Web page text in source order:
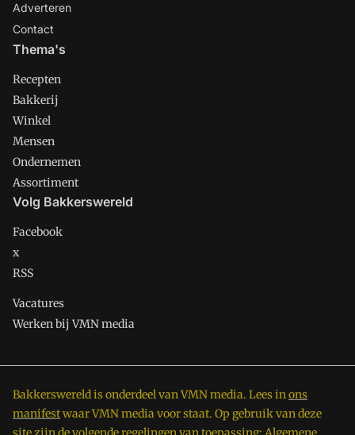
Adverteren
Contact
Thema's
Recepten
Bakkerij
Winkel
Mensen
Ondernemen
Assortiment
Volg Bakkerswereld
Facebook
x
RSS
Vacatures
Werken bij VMN media
Bakkerswereld is onderdeel van VMN media. Lees inons
manifestwaar VMN media voor staat. Op gebruik van deze